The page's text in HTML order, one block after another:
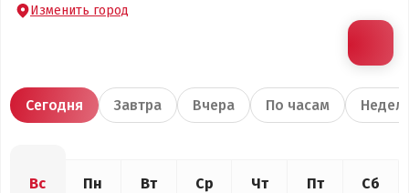
Изменить город
Сегодня Завтра Вчера По часам
Вс Пн Вт Ср Чт Пт Сб